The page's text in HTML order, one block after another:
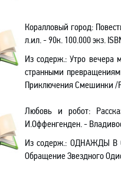
Коралловый город:
л.ил. - 90к. 100.000 экз.
Из содерж.:Утро вечера
странными
Приключения Смешинки /
Любовь и робот:
И.Оффенгенден. -
Из содерж.: ОДНАЖДЫ В
Обращение Звездного